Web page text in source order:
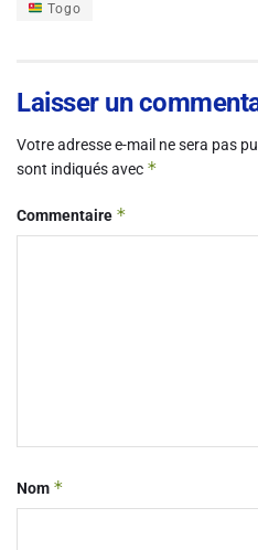
Togo
Laisser un
Votre adresse e-mail ne sera pas
sont indiqués avec *
Commentaire *
Nom *